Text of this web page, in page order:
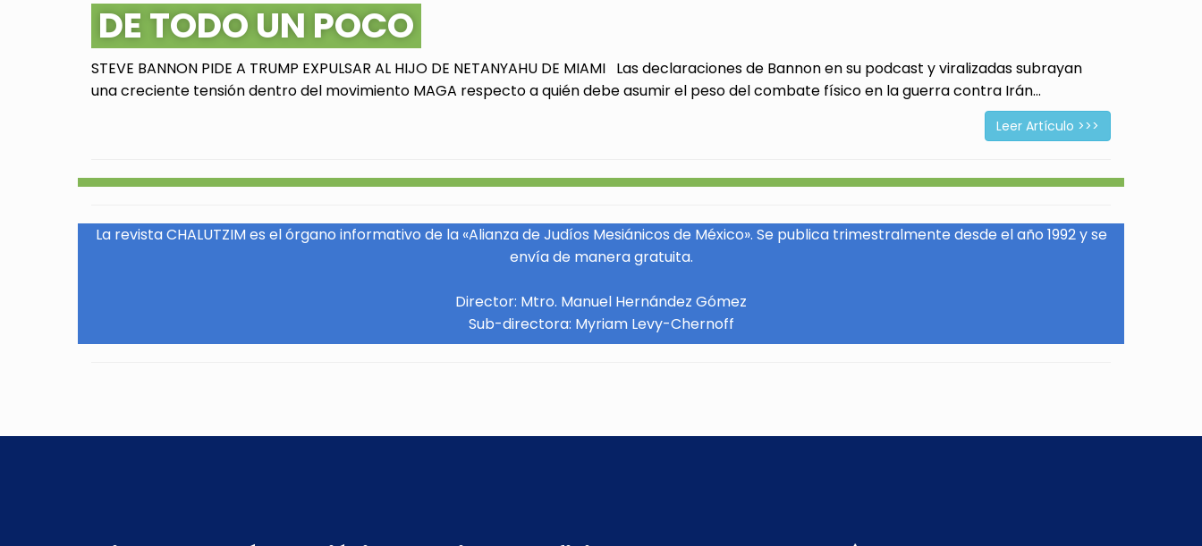
DE TODO UN POCO
STEVE BANNON PIDE A TRUMP EXPULSAR AL HIJO DE NETANYAHU DE MIAMI Las declaraciones de Bannon en su podcast y viralizadas subrayan
una creciente tensión dentro del movimiento MAGA respecto a quién debe asumir el peso del combate físico en la guerra contra Irán...
Leer Artículo >>>
La revista CHALUTZIM es el órgano informativo de la «Alianza de Judíos Mesiánicos de México». Se publica trimestralmente desde el año 1992 y se
envía de manera gratuita.
Director: Mtro. Manuel Hernández Gómez
Sub-directora: Myriam Levy-Chernoff